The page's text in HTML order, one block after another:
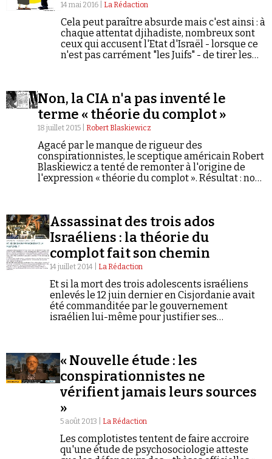
Faire un don
Demander à Vera
Se connecter
14 mai 2016 | La Rédaction
Cela peut paraître absurde mais c'est ainsi : à
chaque attentat djihadiste, nombreux sont
ceux qui accusent l'Etat d'Israël - lorsque ce
n'est pas carrément "les Juifs" - de tirer les
Non, la CIA n'a pas inventé le
terme « théorie du complot »
18 juillet 2015 | Robert Blaskiewicz
Agacé par le manque de rigueur des
conspirationnistes, le sceptique américain Robert
Blaskiewicz a tenté de remonter à l'origine de
l'expression « théorie du complot ». Résultat : non,
renseignements, on utilisait déjà couramment
l'expression « conspiracy theory » dans son sens
actuel.
Assassinat des trois ados
Israéliens : la théorie du
complot fait son chemin
14 juillet 2014 | La Rédaction
Et si la mort des trois adolescents israéliens
enlevés le 12 juin dernier en Cisjordanie avait
été commanditée par le gouvernement
israélien lui-même pour justifier ses
« Nouvelle étude : les
conspirationnistes ne
vérifient jamais leurs sources
»
5 août 2013 | La Rédaction
Les complotistes tentent de faire accroire
qu'une étude de psychosociologie atteste